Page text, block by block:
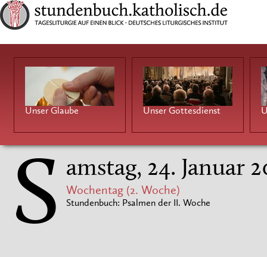
Unser Glaube Unser Gottesdienst
S amstag, 24. Januar
Wochentag (2. Woche)
Stundenbuch: Psalmen der II. Woche